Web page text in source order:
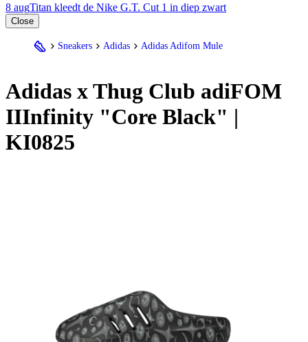
8 augTitan kleedt de Nike G.T. Cut 1 in diep zwart
Close
Sneakers Adidas Adidas Adifom Mule
Adidas x Thug Club adiFOM
IIInfinity "Core Black" |
KI0825